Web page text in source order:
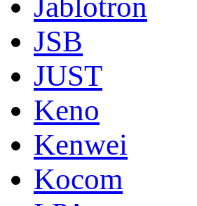
Jablotron
JSB
JUST
Keno
Kenwei
Kocom